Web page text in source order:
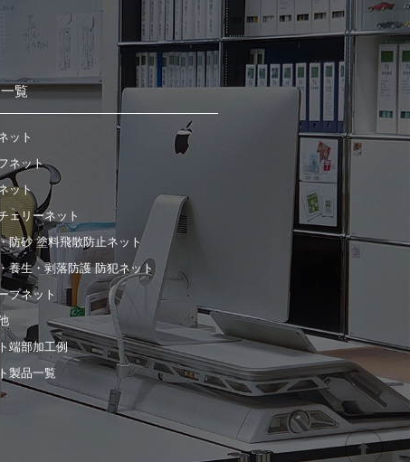
覧
ット
ネット
ット
ェリーネット
防砂 塗料飛散防止ネット
養生・剥落防護 防犯ネット
プネット
端部加工例
製品一覧